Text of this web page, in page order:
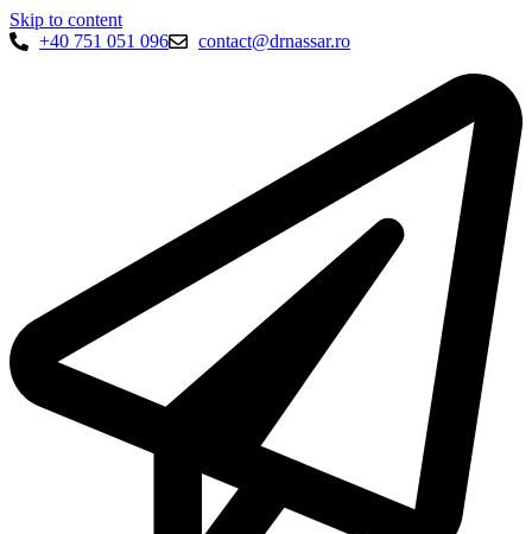
Skip to content
+40 751 051 096
contact@drnassar.ro